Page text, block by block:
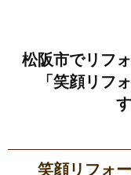
松阪市でリフ
「笑顔リフ
笑顔リフォ